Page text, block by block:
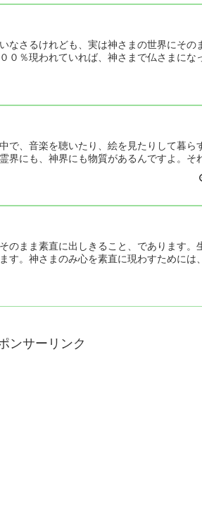
なさるけれども、実は神さまの世界にその
０％現われていれば、神さまで仏さまにな
で、音楽を聴いたり、絵を見たりして暮ら
界にも、神界にも物質があるんですよ。そ
のまま素直に出しきること、であります。
す。神さまのみ心を素直に現わすためには
ンサーリンク